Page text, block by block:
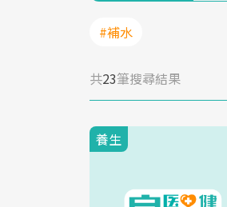
#補水
共23筆搜尋結果
養生